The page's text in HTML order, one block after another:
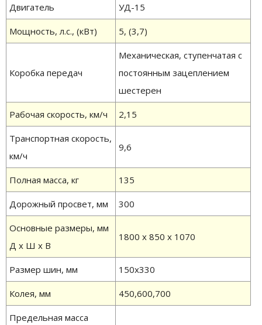
Двигатель УД-15
Мощность, л.с., (кВт) 5, (3,7)
Коробка передач
Механическая, ступенчатая с
постоянным зацеплением
шестерен
Рабочая скорость, км/ч 2,15
Транспортная скорость,
км/ч
9,6
Полная масса, кг 135
Дорожный просвет, мм 300
Основные размеры, мм
Д х Ш х В
1800 х 850 х 1070
Размер шин, мм 150х330
Колея, мм 450,600,700
Предельная масса